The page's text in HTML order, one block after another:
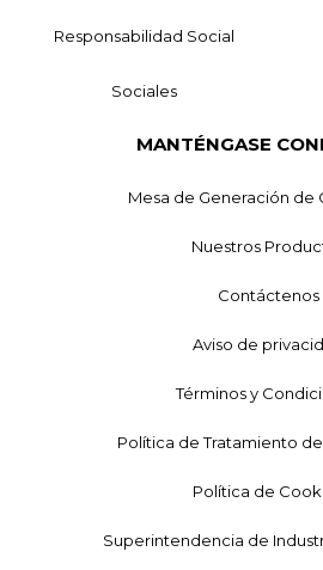
Responsabilidad Social
Sociales
MANTÉNGASE
Mesa de Generación de
Nuestros
Contáctenos
Aviso de
Términos y
Política de Tratamiento
Política de
Superintendencia de